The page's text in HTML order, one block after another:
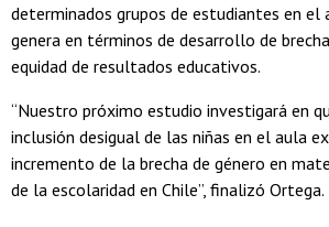
determinados grupos de estudiantes en el
genera en términos de desarrollo de
equidad de resultados educativos.
“Nuestro próximo estudio investigará en
inclusión desigual de las niñas en el aula
incremento de la brecha de género en
de la escolaridad en Chile”, finalizó Ortega.